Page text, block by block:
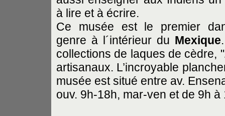
à lire et à écrire.
Ce musée est le premier
genre à l´intérieur du Mexique
collections de laques de cèdre, "
artisanaux. L’incroyable
musée est situé entre av.
ouv. 9h-18h, mar-ven et de 9h